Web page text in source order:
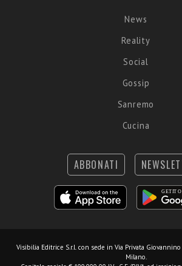
News
Reality
Social
Gossip
Sanremo
Cucina
ABBONATI
Visibilia Editrice S.r.l. con sede in Via Privata
Milano.